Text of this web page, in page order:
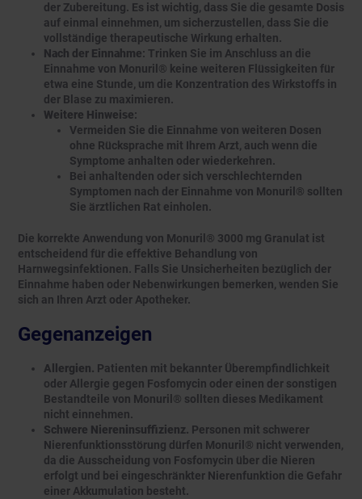
der Zubereitung. Es ist wichtig, dass Sie die gesamte Dosis
auf einmal einnehmen, um sicherzustellen, dass Sie die
vollständige therapeutische Wirkung erhalten.
Nach der Einnahme: Trinken Sie im Anschluss an die
Einnahme von Monuril® keine weiteren Flüssigkeiten für
etwa eine Stunde, um die Konzentration des Wirkstoffs in
der Blase zu maximieren.
Weitere Hinweise:
Vermeiden Sie die Einnahme von weiteren Dosen
ohne Rücksprache mit Ihrem Arzt, auch wenn die
Symptome anhalten oder wiederkehren.
Bei anhaltenden oder sich verschlechternden
Symptomen nach der Einnahme von Monuril® sollten
Sie ärztlichen Rat einholen.
Die korrekte Anwendung von Monuril® 3000 mg Granulat ist
entscheidend für die effektive Behandlung von
Harnwegsinfektionen. Falls Sie Unsicherheiten bezüglich der
Einnahme haben oder Nebenwirkungen bemerken, wenden Sie
sich an Ihren Arzt oder Apotheker.
Gegenanzeigen
Allergien. Patienten mit bekannter Überempfindlichkeit
oder Allergie gegen Fosfomycin oder einen der sonstigen
Bestandteile von Monuril® sollten dieses Medikament
nicht einnehmen.
Schwere Niereninsuffizienz. Personen mit schwerer
Nierenfunktionsstörung dürfen Monuril® nicht verwenden,
da die Ausscheidung von Fosfomycin über die Nieren
erfolgt und bei eingeschränkter Nierenfunktion die Gefahr
einer Akkumulation besteht.